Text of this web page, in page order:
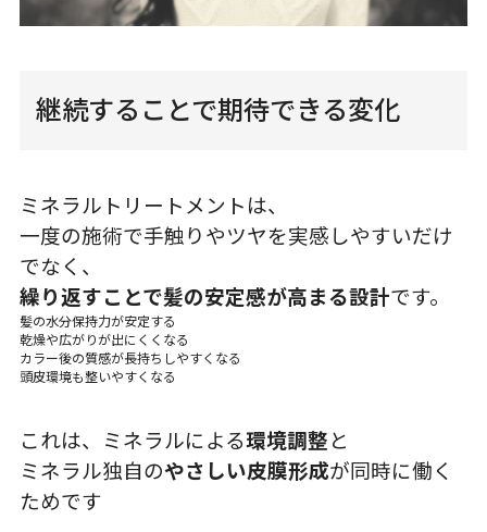
継続することで期待できる変化
ミネラルトリートメントは、
一度の施術で手触りやツヤを実感しやすいだけ
でなく、
繰り返すことで髪の安定感が高まる設計です。
髪の水分保持力が安定する
乾燥や広がりが出にくくなる
カラー後の質感が長持ちしやすくなる
頭皮環境も整いやすくなる
これは、ミネラルによる環境調整と
ミネラル独自のやさしい皮膜形成が同時に働く
ためです